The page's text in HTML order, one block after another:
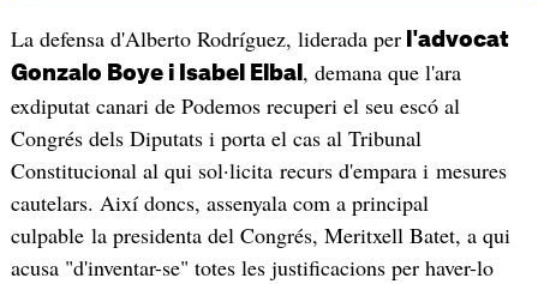
La defensa d'Alberto Rodríguez, liderada perl'advocat
Gonzalo Boye i Isabel Elbal , demana que l'ara
exdiputat canari de Podemos recuperi el seu escó al
Congrés dels Diputats i porta el cas al Tribunal
Constitucional al qui sol·licita recurs d'empara i mesures
cautelars. Així doncs, assenyala com a principal
culpable la presidenta del Congrés, Meritxell Batet, a qui
acusa "d'inventar-se" totes les justificacions per haver-lo